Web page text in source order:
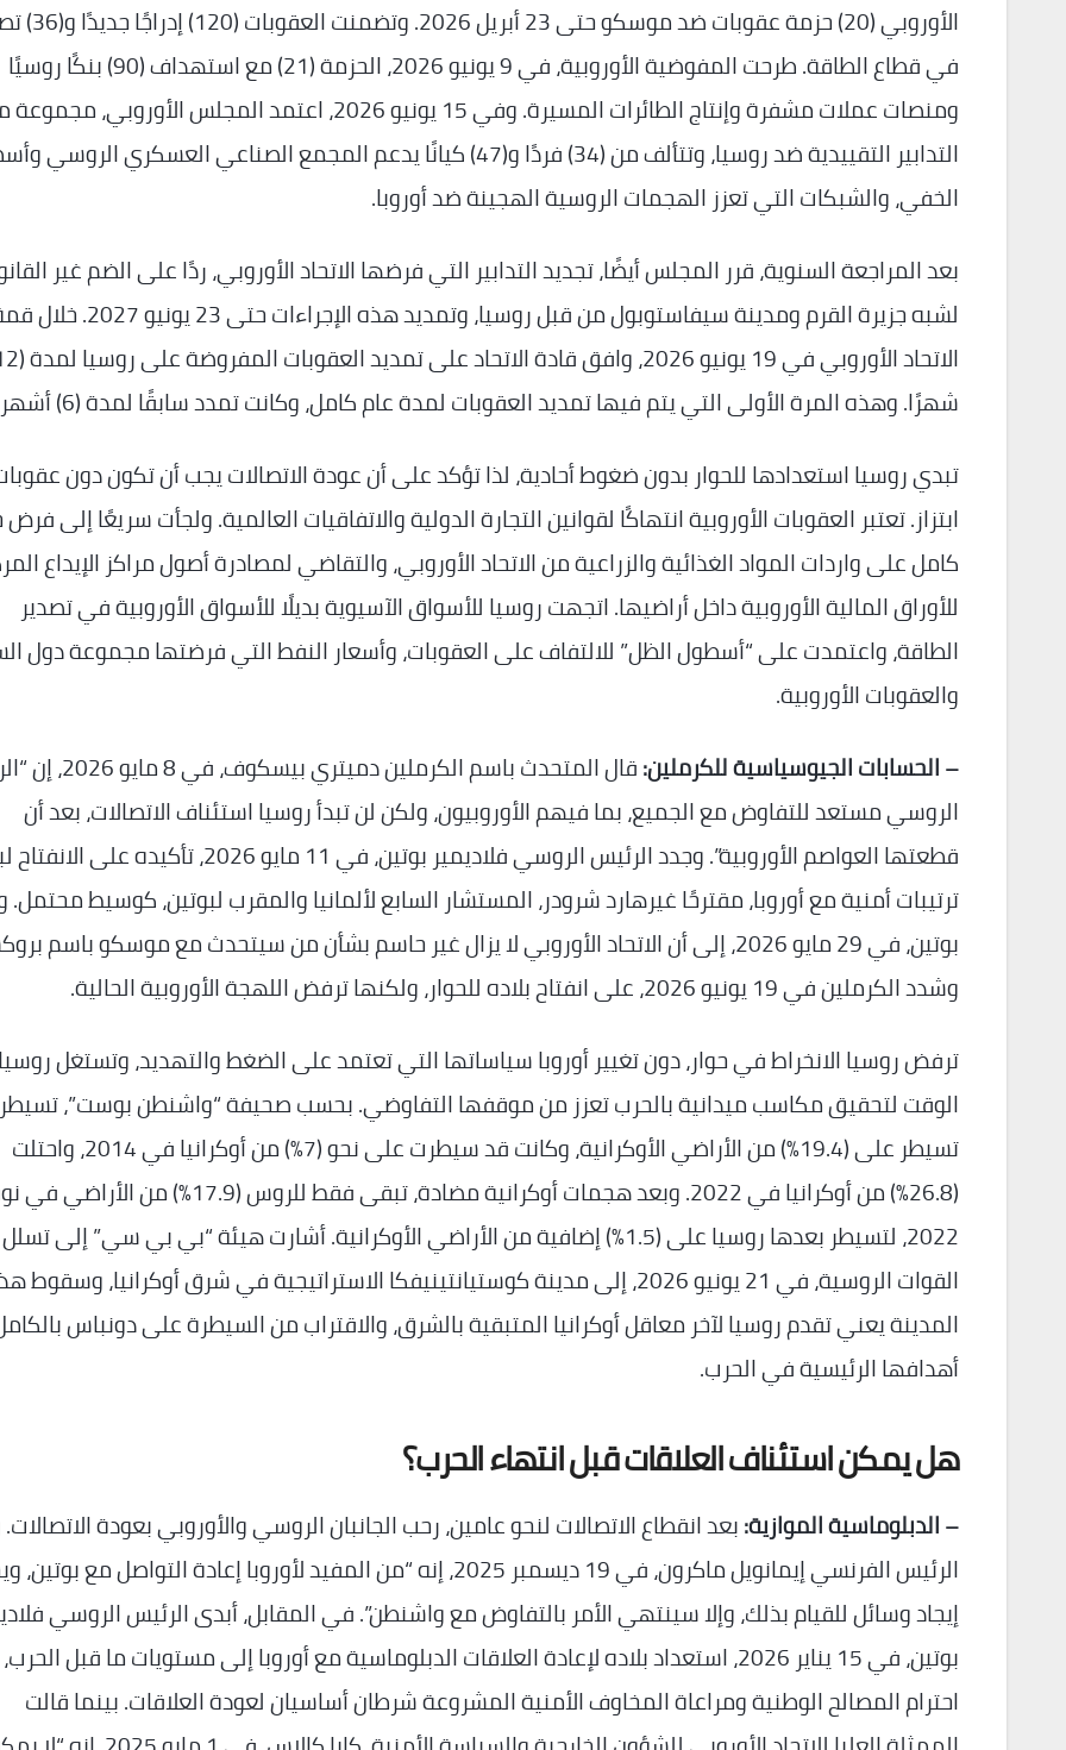
الأوروبي (20) حزمة عقوبات ضد
في قطاع الطاقة. طرحت المفوضية الأوروبية، في 9 يونيو 2026، الحزمة (21) مع استهداف (90) بنكًا روسيًا
ومنصات عملات مشفرة وإنتاج الطائرات المسيرة. وفي 15 يونيو 2026، اعتمد المجلس الأوروبي،
التدابير التقييدية ضد روسيا، وتتألف من (34) فردًا و(47) كيانًا يدعم المجمع الصناعي العسكري
الخفي، والشبكات التي تعزز الهجمات الروسية الهجينة ضد أوروبا.
بعد المراجعة السنوية، قرر المجلس أيضًا، تجديد التدابير التي فرضها الاتحاد الأوروبي، ردًا على الضم غير
لشبه جزيرة القرم ومدينة سيفاستوبول من قبل روسيا، وتمديد هذه الإجراءات حتى 23
شهرًا. وهذه المرة الأولى التي يتم فيها تمديد العقوبات لمدة عام كامل، وكانت تمدد سابقًا لمدة (6) أشهر.
تبدي روسيا استعدادها للحوار بدون ضغوط أحادية، لذا تؤكد على أن عودة الاتصالات يجب أن تكون دون
ابتزاز. تعتبر العقوبات الأوروبية انتهاكًا لقوانين التجارة الدولية والاتفاقيات العالمية. ولجأت سريعًا إلى
كامل على واردات المواد الغذائية والزراعية من الاتحاد الأوروبي، والتقاضي لمصادرة أصول مراكز الإيداع
للأوراق المالية الأوروبية داخل أراضيها. اتجهت روسيا للأسواق الآسيوية بديلًا للأسواق الأوروبية في تصدير
الطاقة، واعتمدت على “أسطول الظل” للالتفاف على العقوبات، وأسعار النفط التي فرضتها مجموعة دول
والعقوبات الأوروبية.
– الحسابات الجيوسياسية للكرملين:
قال المتحدث باسم الكرملين دميتري
الروسي مستعد للتفاوض مع الجميع، بما فيهم الأوروبيون، ولكن لن تبدأ روسيا استئناف الاتصالات، بعد أن
قطعتها العواصم الأوروبية”. وجدد الرئيس الروسي فلاديمير بوتين، في 11 مايو 2026، تأكيده
ترتيبات أمنية مع أوروبا، مقترحًا غيرهارد شرودر، المستشار السابع لألمانيا والمقرب لبوتين، كوسيط محتمل.
بوتين، في 29 مايو 2026، إلى أن الاتحاد الأوروبي لا يزال غير حاسم بشأن من سيتحدث مع موسكو باسم
وشدد الكرملين في 19 يونيو 2026، على انفتاح بلاده للحوار، ولكنها ترفض اللهجة الأوروبية الحالية.
ترفض روسيا الانخراط في حوار، دون تغيير أوروبا سياساتها التي تعتمد على الضغط والتهديد، وتستغل روسيا
الوقت لتحقيق مكاسب ميدانية بالحرب تعزز من موقفها التفاوضي. بحسب صحيفة “واشنطن بوست”، تسيطر
تسيطر على (19.4%) من الأراضي الأوكرانية، وكانت قد سيطرت على نحو (7%) من أوكرانيا في 2014، واحتلت
(26.8%) من أوكرانيا في 2022. وبعد هجمات أوكرانية مضادة، تبقى فقط للروس
2022، لتسيطر بعدها روسيا على (1.5%) إضافية من الأراضي الأوكرانية. أشارت هيئة “بي بي سي” إلى تسلل
القوات الروسية، في 21 يونيو 2026، إلى مدينة كوستيانتينيفكا الاستراتيجية في شرق أوكرانيا، وسقوط
المدينة يعني تقدم روسيا لآخر معاقل أوكرانيا المتبقية بالشرق، والاقتراب من السيطرة على دونباس
أهدافها الرئيسية في الحرب.
هل يمكن استئناف العلاقات قبل انتهاء الحرب؟
– الدبلوماسية الموازية:بعد انقطاع الاتصالات لنحو عامين، رحب الجانبان الروسي والأوروبي بعودة
الرئيس الفرنسي إيمانويل ماكرون، في 19 ديسمبر 2025، إنه “من المفيد لأوروبا إعادة التواصل مع
إيجاد وسائل للقيام بذلك، وإلا سينتهي الأمر بالتفاوض مع واشنطن”. في المقابل، أبدى الرئيس الروسي
بوتين، في 15 يناير 2026، استعداد بلاده لإعادة العلاقات الدبلوماسية مع أوروبا إلى مستويات ما قبل
احترام المصالح الوطنية ومراعاة المخاوف الأمنية المشروعة شرطان أساسيان لعودة العلاقات. بينما قالت